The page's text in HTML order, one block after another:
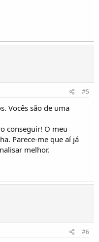
#5
Vocês são de uma
conseguir! O meu
Parece-me que aí já
melhor.
#6